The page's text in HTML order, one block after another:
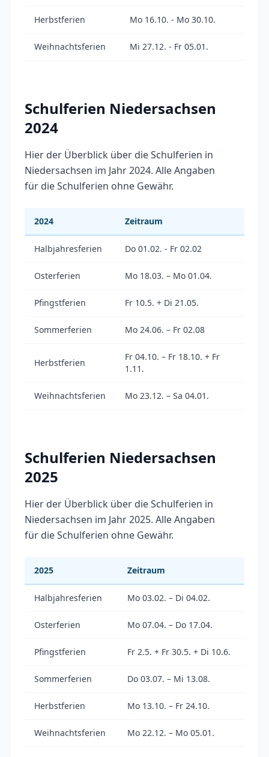
Herbstferien Mo 16.10. - Mo 30.10.
Weihnachtsferien Mi 27.12. - Fr 05.01.
Schulferien Niedersachsen
2024
Hier der Überblick über die Schulferien in
Niedersachsen im Jahr 2024. Alle Angaben
für die Schulferien ohne Gewähr.
2024 Zeitraum
Halbjahresferien Do 01.02. - Fr 02.02
Osterferien Mo 18.03. – Mo 01.04.
Pfingstferien Fr 10.5. + Di 21.05.
Sommerferien Mo 24.06. – Fr 02.08
Herbstferien
Fr 04.10. – Fr 18.10. + Fr
1.11.
Weihnachtsferien Mo 23.12. – Sa 04.01.
Schulferien Niedersachsen
2025
Hier der Überblick über die Schulferien in
Niedersachsen im Jahr 2025. Alle Angaben
für die Schulferien ohne Gewähr.
2025 Zeitraum
Halbjahresferien Mo 03.02. – Di 04.02.
Osterferien Mo 07.04. – Do 17.04.
Pfingstferien Fr 2.5. + Fr 30.5. + Di 10.6.
Sommerferien Do 03.07. – Mi 13.08.
Herbstferien Mo 13.10. – Fr 24.10.
Weihnachtsferien Mo 22.12. – Mo 05.01.